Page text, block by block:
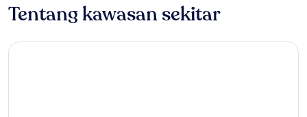
Tentang kawasan sekitar